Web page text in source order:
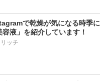
で乾燥が気になる時季
容液」を紹介しています！
ッチ